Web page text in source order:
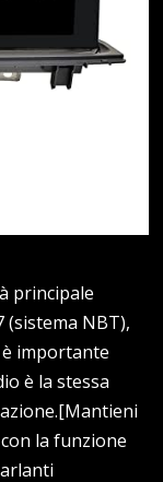
principale
(sistema NBT),
importante
è la stessa
la funzione